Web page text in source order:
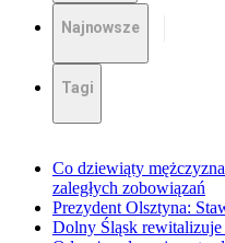
Najnowsze
Tagi
Co dziewiąty
zaległych zobowiązań
Prezydent Olsztyna:
Dolny Śląsk